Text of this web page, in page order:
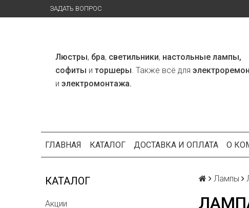
ЗАДАТЬ ВОПРОС
Люстры, бра, светильники, настольные лампы,
софиты и торшеры. Также всё для электро
и электромонтажа.
ГЛАВНАЯ КАТАЛОГ ДОСТАВКА И ОПЛАТА О
КАТАЛОГ
Акции
Лампы